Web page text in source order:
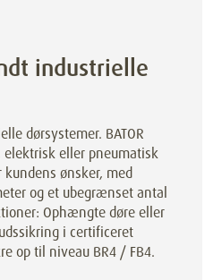
industrielle
dørsystemer. BATOR
eller pneumatisk
ønsker, med
og et ubegrænset antal
Ophængte døre eller
i certificeret
op til niveau BR4 / FB4.